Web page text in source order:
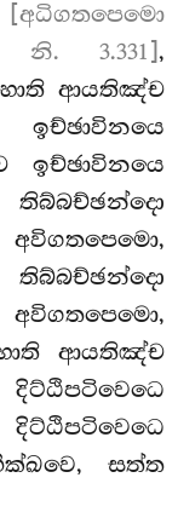
[අධිගතපෙමො
3.331] ,
ආයතිඤ්ච
ඉච්ඡාවිනයෙ
තිබ්බච්ඡන්දො
ආයතිඤ්ච
සත්ත